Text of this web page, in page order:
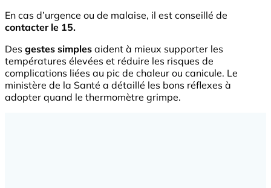
En cas d’urgence ou de malaise, il est conseillé de
contacter le 15.
Des gestes simples aident à mieux supporter les
températures élevées et réduire les risques de
complications liées au pic de chaleur ou canicule. Le
ministère de la Santé a détaillé les bons réflexes à
adopter quand le thermomètre grimpe.